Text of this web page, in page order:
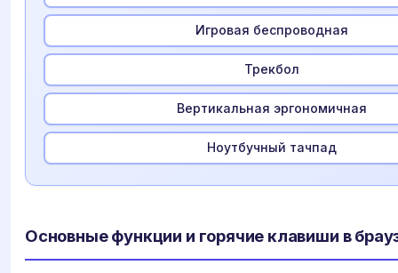
Игровая беспроводная
Трекбол
Вертикальная эргономичная
Ноутбучный тачпад
Основные функции и горячие клавиши в